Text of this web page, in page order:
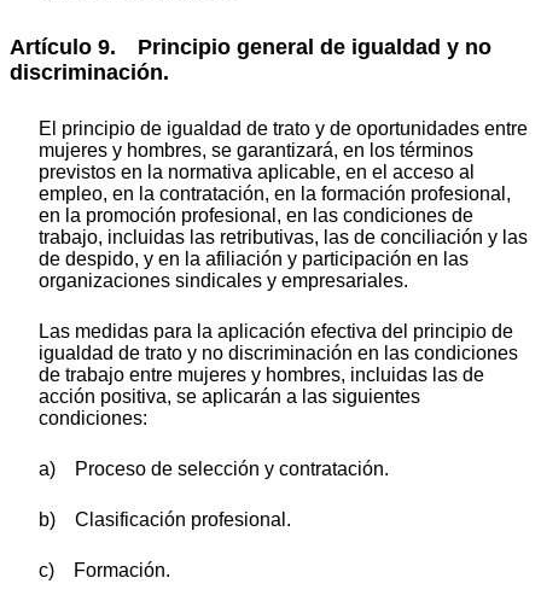
Artículo 9. Principio general de igualdad y no
discriminación.
El principio de igualdad de trato y de oportunidades entre
mujeres y hombres, se garantizará, en los términos
previstos en la normativa aplicable, en el acceso al
empleo, en la contratación, en la formación profesional,
en la promoción profesional, en las condiciones de
trabajo, incluidas las retributivas, las de conciliación y las
de despido, y en la afiliación y participación en las
organizaciones sindicales y empresariales.
Las medidas para la aplicación efectiva del principio de
igualdad de trato y no discriminación en las condiciones
de trabajo entre mujeres y hombres, incluidas las de
acción positiva, se aplicarán a las siguientes
condiciones:
a) Proceso de selección y contratación.
b) Clasificación profesional.
c) Formación.